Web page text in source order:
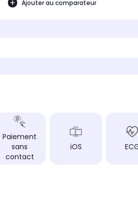
Ajouter au comparateur
Paiement
sans
contact
iOS